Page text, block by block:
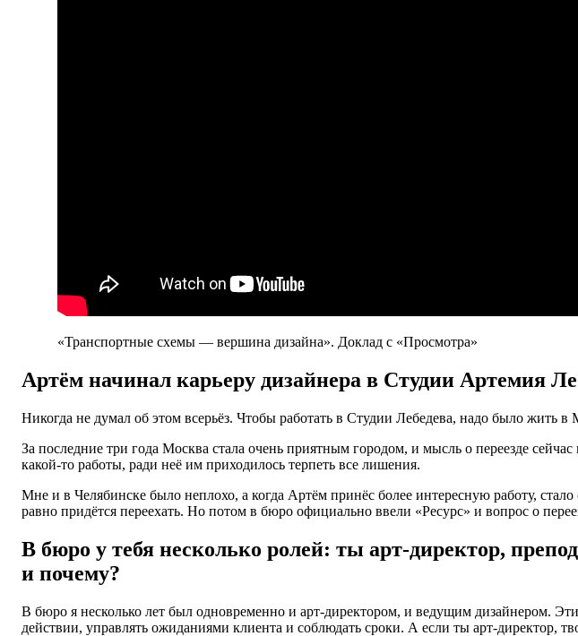
«Транспортные схемы — вершина дизайна». Доклад с «Просмотра»
Артём начинал карьеру дизайнера в Студии Артемия
Никогда не думал об этом всерьёз. Чтобы работать в Студии Лебедева, надо было жить
За последние три года Москва стала очень приятным городом, и мысль о переезде
какой-то работы, ради неё им приходилось терпеть все лишения.
Мне и в Челябинске было неплохо, а когда Артём принёс более интересную работу,
равно придётся переехать. Но потом в бюро официально ввели «Ресурс» и вопрос о
В бюро у тебя несколько ролей: ты арт-директор,
и почему?
В бюро я несколько лет был одновременно и арт-директором, и ведущим дизайнером.
действии, управлять ожиданиями клиента и соблюдать сроки. А если ты арт-директор,